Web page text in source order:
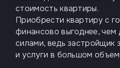
стоимость квартиры.
Приобрести квартиру с
финансово выгоднее, чем
силами, ведь застройщик
и услуги в большом